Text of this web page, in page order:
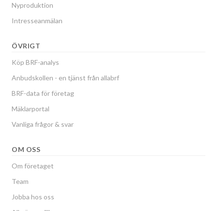
Nyproduktion
Intresseanmälan
ÖVRIGT
Köp BRF-analys
Anbudskollen - en tjänst från allabrf
BRF-data för företag
Mäklarportal
Vanliga frågor & svar
OM OSS
Om företaget
Team
Jobba hos oss